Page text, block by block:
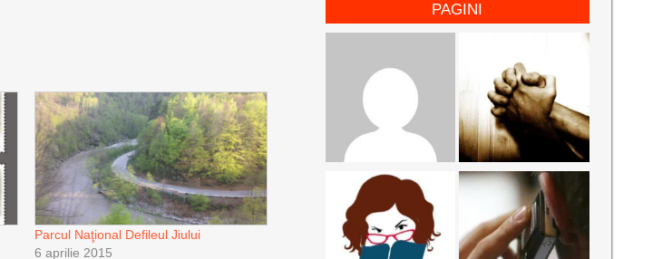
Parcul Naţional Defileul Jiului
6 aprilie 2015
PAGINI